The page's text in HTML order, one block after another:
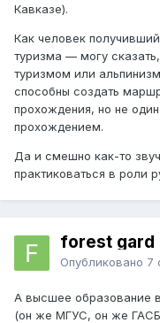
Кавказе).
Как человек
туризма — могу
туризмом или
способны создать
прохождения, но не
прохождением.
Да и смешно как-то
практиковаться в роли
forest gard
Опубликовано 7
А высшее образование
(он же МГУС, он же